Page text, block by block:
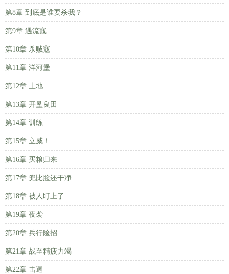
第8章 到底是谁要杀我？
第9章 遇流寇
第10章 杀贼寇
第11章 洋河堡
第12章 土地
第13章 开垦良田
第14章 训练
第15章 立威！
第16章 买粮归来
第17章 兜比脸还干净
第18章 被人盯上了
第19章 夜袭
第20章 兵行险招
第21章 战至精疲力竭
第22章 击退